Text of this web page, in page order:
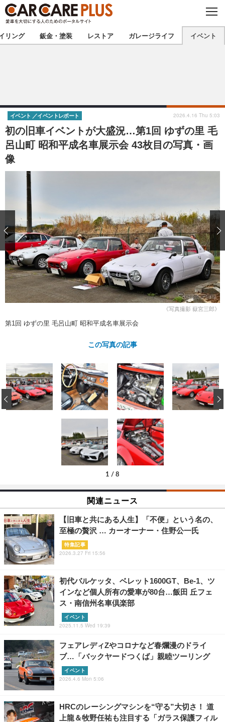
C
O
S
E
★カーケアプラス認定★ 厳選プロショップを地域から探す
甲信越 北陸
東海 関西
注目の記事
ショップレポート 愛車 File
自動車豆知識 ストップ！不具合修理＆粗悪修理
鈑金・塗装
ディテイリング
ディテイリング 洗車
ヘッドライト磨き コーティング
フィルム・ラッピング
鈑金・塗装
小キズ直し 防錆
特集記事
ストップ 不具合修理＆粗悪修理
カーメーカー「旧車」関連プロジェ
クト
コラム
ショップ紹介
プロショップ検索
リング 鈑金・塗装 レストア ガレージライフ イベント
初の旧車イベントが大盛況…第1回 ゆずの里 毛
呂山町 昭和平成名車展示会 43枚目の写真・画
像
イベント イベントレポート 2026.4.16 Thu 5:03
《写真撮影 嶽宮三郎》
第1回 ゆずの里 毛呂山町 昭和平成名車展示会
この写真の記事
1 / 8
‹
関連ニュース
【旧車と共にある人生】「不便」という名の、
至極の贅沢 … カーオーナー・住野公一氏
特集記事
2026.3.27 Fri 15:56
初代バルケッタ、ベレット1600GT、Be-1、ツ
インなど個人所有の愛車が80台…飯田 丘フェ
ス・南信州名車倶楽部
イベント
2025.11.5 Wed 19:39
フェアレディZやコロナなど春爛漫のドライ
ブ…「バックヤードつくば」親睦ツーリング
イベント
2026.4.6 Mon 5:06
HRCのレーシングマシンを“守る”大切さ！ 道
上龍＆牧野任祐も注目する「ガラス保護フィル